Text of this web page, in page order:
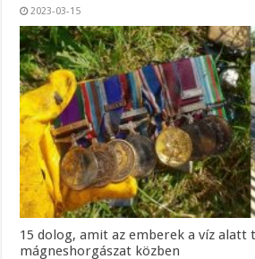
2023-03-15
15 dolog, amit az emberek a víz alatt
mágneshorgászat közben